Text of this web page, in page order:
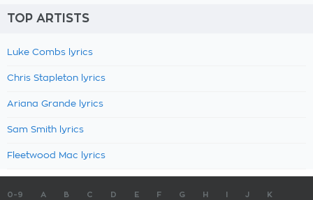
TOP ARTISTS
Luke Combs lyrics
Chris Stapleton lyrics
Ariana Grande lyrics
Sam Smith lyrics
Fleetwood Mac lyrics
0-9 A B C D E F G H J
K